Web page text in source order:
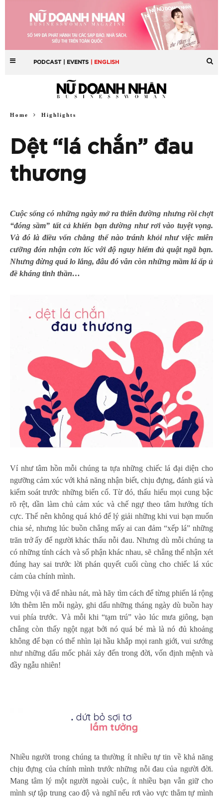
PODCAST | EVENTS | ENGLISH
Home Highlights
Dệt “lá chắn” đau
thương
Cuộc sống có những ngày mở ra thiên đường nhưng rồi chợt
“đóng sầm” tất cả khiến bạn dường như rơi vào tuyệt vọng.
Và đó là điều vốn chẳng thể nào tránh khỏi như việc miễn
cưỡng đón nhận cơn lốc với độ nguy hiểm đủ quật ngã bạn.
Nhưng đừng quá lo lắng, đâu đó vẫn còn những mầm lá ấp ủ
đề kháng tinh thần…
Ví như tâm hồn mỗi chúng ta tựa những chiếc lá đại diện cho
ngưỡng cảm xúc với khả năng nhận biết, chịu đựng, đánh giá và
kiểm soát trước những biến cố. Từ đó, thấu hiểu mọi cung bậc
rõ rệt, dần làm chủ cảm xúc và chế ngự theo tâm hướng tích
cực. Thế nên không quá khó để lý giải những khi vui bạn muốn
chia sẻ, nhưng lúc buồn chẳng mấy ai can đảm “xếp lá” những
trăn trở ấy để người khác thấu nỗi đau. Nhưng dù mỗi chúng ta
có những tính cách và số phận khác nhau, sẽ chẳng thể nhận xét
đúng hay sai trước lời phán quyết cuối cùng cho chiếc lá xúc
cảm của chính mình.
Đừng vội vã để nhàu nát, mà hãy tìm cách để từng phiến lá rộng
lớn thêm lên mỗi ngày, ghi dấu những tháng ngày dù buồn hay
vui phía trước. Và mỗi khi “tạm trú” vào lúc mưa giông, bạn
chẳng còn thấy ngột ngạt bởi nó quá bé mà là nó đủ khoảng
không để bạn có thể nhìn lại hầu khắp mọi ranh giới, vui sướng
như những dấu mốc phải xảy đến trong đời, vốn định mệnh và
đầy ngẫu nhiên!
Nhiều người trong chúng ta thường ít nhiều tự tin về khả năng
chịu đựng của chính mình trước những nỗi đau của người đời.
Mang tâm lý một người ngoài cuộc, ít nhiều bạn vẫn giữ cho
mình sự tập trung cao độ và nghĩ nếu rơi vào vực thẳm tự mình